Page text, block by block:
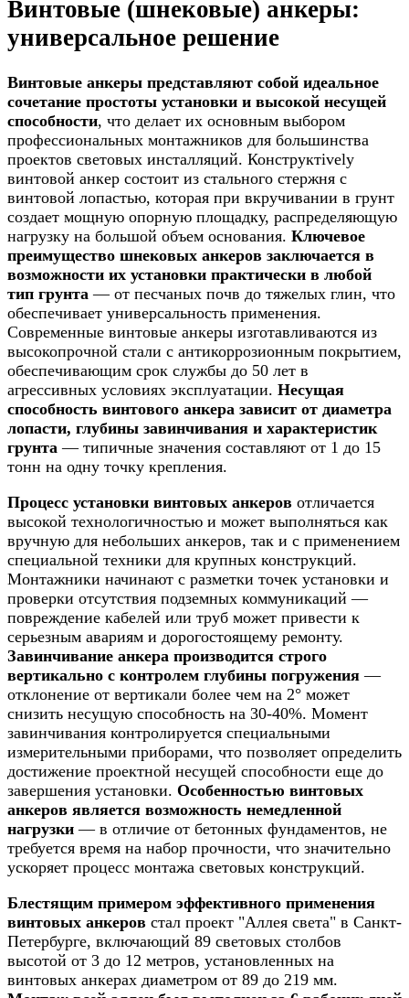
Винтовые (шнековые) анкеры:
универсальное решение
Винтовые анкеры представляют собой идеальное
сочетание простоты установки и высокой несущей
способности, что делает их основным выбором
профессиональных монтажников для большинства
проектов световых инсталляций. Конструктively
винтовой анкер состоит из стального стержня с
винтовой лопастью, которая при вкручивании в грунт
создает мощную опорную площадку, распределяющую
нагрузку на большой объем основания. Ключевое
преимущество шнековых анкеров заключается в
возможности их установки практически в любой
тип грунта — от песчаных почв до тяжелых глин, что
обеспечивает универсальность применения.
Современные винтовые анкеры изготавливаются из
высокопрочной стали с антикоррозионным покрытием,
обеспечивающим срок службы до 50 лет в
агрессивных условиях эксплуатации. Несущая
способность винтового анкера зависит от диаметра
лопасти, глубины завинчивания и характеристик
грунта — типичные значения составляют от 1 до 15
тонн на одну точку крепления.
Процесс установки винтовых анкеров отличается
высокой технологичностью и может выполняться как
вручную для небольших анкеров, так и с применением
специальной техники для крупных конструкций.
Монтажники начинают с разметки точек установки и
проверки отсутствия подземных коммуникаций —
повреждение кабелей или труб может привести к
серьезным авариям и дорогостоящему ремонту.
Завинчивание анкера производится строго
вертикально с контролем глубины погружения —
отклонение от вертикали более чем на 2° может
снизить несущую способность на 30-40%. Момент
завинчивания контролируется специальными
измерительными приборами, что позволяет определить
достижение проектной несущей способности еще до
завершения установки. Особенностью винтовых
анкеров является возможность немедленной
нагрузки — в отличие от бетонных фундаментов, не
требуется время на набор прочности, что значительно
ускоряет процесс монтажа световых конструкций.
Блестящим примером эффективного применения
винтовых анкеров стал проект "Аллея света" в Санкт-
Петербурге, включающий 89 световых столбов
высотой от 3 до 12 метров, установленных на
винтовых анкерах диаметром от 89 до 219 мм.